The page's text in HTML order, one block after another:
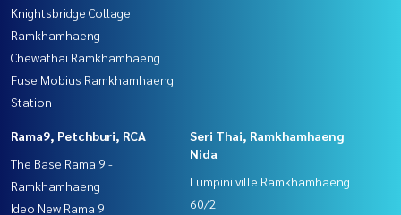
Knightsbridge Collage
Ramkhamhaeng
Chewathai Ramkhamhaeng
Fuse Mobius Ramkhamhaeng
Station
Rama9, Petchburi, RCA
The Base Rama 9 -
Ramkhamhaeng
Ideo New Rama 9
Seri Thai, Ramkhamhaeng
Nida
Lumpini ville Ramkhamhaeng
60/2